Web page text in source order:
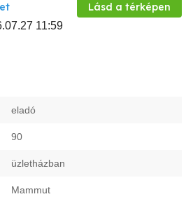
Lásd a térképen
11:59
eladó
90
üzletházban
Mammut